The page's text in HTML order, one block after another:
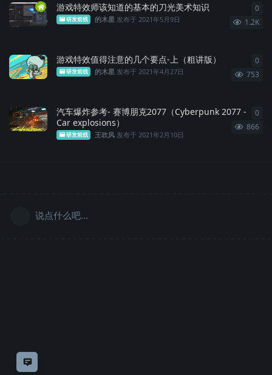
意见反馈
游戏特效师该知道的基本的刀光美术知识
研发前线 的木星 发布于 2021年5月9日 1.2K
0
游戏特效值得注意的几个要点-上（粗讲版）
研发前线 的木星 发布于 2021年4月27日 753
0
汽车爆炸参考- 赛博朋克2077（Cyberpunk 2077 -
Car explosions）
研发前线 王吹风 发布于 2021年2月10日
866
0
说点什么吧...